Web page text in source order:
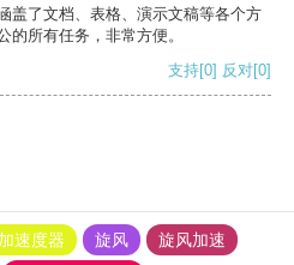
盖了文档、表格、演示文稿等各个方
的所有任务，非常方便。
支持[0] 反对[0]
速度器 旋风
旋风加速